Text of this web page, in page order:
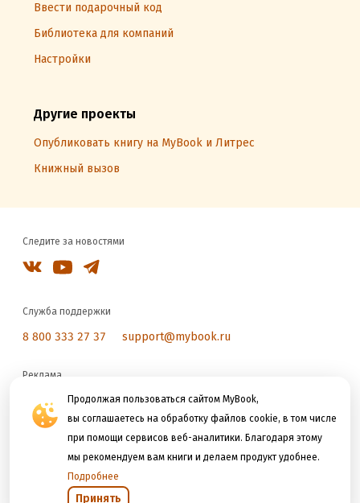
Продолжая пользоваться сайтом MyBook,
вы соглашаетесь на обработку файлов cookie, в том числе
при помощи сервисов веб-аналитики. Благодаря этому
мы рекомендуем вам книги и делаем продукт удобнее.
Подробнее
Принять
Ввести подарочный код
Библиотека для компаний
Настройки
Другие проекты
Опубликовать книгу на MyBook и Литрес
Книжный вызов
Следите за новостями
Служба поддержки
8 800 333 27 37 support@mybook.ru
Реклама
reklama@litres.ru
Мы принимаем к оплате